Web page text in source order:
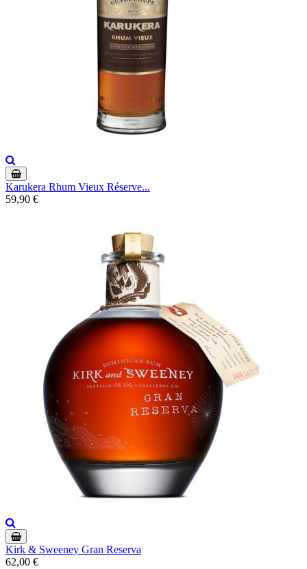
Karukera Rhum Vieux Réserve...
59,90 €
Kirk & Sweeney Gran Reserva
62,00 €